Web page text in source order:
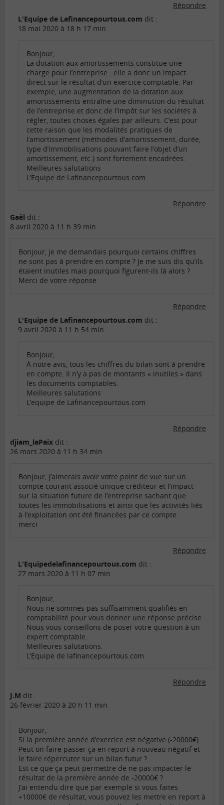
Répondre
L'Equipe de Lafinancepourtous.com dit :
18 mai 2020 à 18 h 17 min
Bonjour,
La dotation aux amortissements constitue une
charge pour l’entreprise : elle a donc un impact
direct sur le résultat d’un exercice comptable. Par
exemple, une augmentation de la dotation aux
amortissements entraîne une diminution du résultat
de l’entreprise et donc de l’impôt sur les sociétés à
régler, toutes choses égales par ailleurs. C’est pour
cette raison que les modalités pratiques de
l’amortissement (méthodes d’amortissement, durée,
type d’immobilisations pouvant faire l’objet d’un
amortissement, etc.) sont fortement encadrées.
Meilleures salutations
L’Equipe de Lafinancepourtous.com
Répondre
Gaël dit :
8 avril 2020 à 11 h 39 min
Bonjour, je me demandais pourquoi certains chiffres
ne sont pas à prendre en compte ? Je me suis dis qu’ils
étaient inutiles mais pourquoi figurent-ils là alors ?
Merci de votre réponse
Répondre
L'Equipe de Lafinancepourtous.com dit :
9 avril 2020 à 11 h 54 min
Bonjour,
À notre avis, tous les chiffres du bilan sont à prendre
en compte. Il n’y a pas de montants « inutiles » dans
les documents comptables.
Meilleures salutations
L’equipe de Lafinancepourtous.com
Répondre
djiam_laPaix dit :
26 mars 2020 à 11 h 34 min
Bonjour, j’aimerais avoir votre point de vue sur un
compte courant associé unique créditeur et l’impact
sur la situation future de l’entreprise sachant que
toutes les immobilisations et ainsi que les activités liés
à l’exploitation ont été financées par ce compte.
merci
Répondre
L'Equipedelafinancepourtous.com dit :
27 mars 2020 à 11 h 07 min
Bonjour,
Nous ne sommes pas suffisamment qualifiés en
comptabilité pour vous donner une réponse précise.
Nous vous conseillons de poser votre question à un
expert comptable.
Meilleures salutations.
L’Equipe de lafinancepourtous.com
Répondre
J.M dit :
26 février 2020 à 20 h 11 min
Bonjour,
Si la première année d’exercice est négative (-20000€)
Peut on faire passer ça en report à nouveau négatif et
le faire répercuter sur un bilan futur ?
Est ce que ça peut permettre de ne pas impacter le
résultat de la première année de -20000€ ?
J’ai entendu dire que par exemple si vous faites
+10000€ de résultat, vous pouvez les mettre en report à